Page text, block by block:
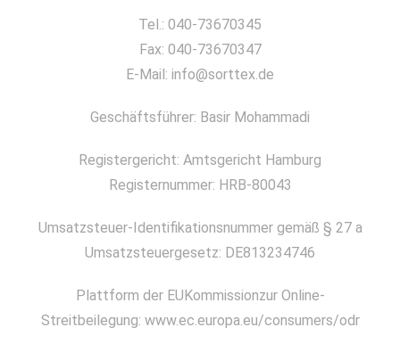
Tel.: 040-73670345
Fax: 040-73670347
E-Mail: info@sorttex.de
Geschäftsführer: Basir Mohammadi
Registergericht: Amtsgericht Hamburg
Registernummer: HRB-80043
Umsatzsteuer-Identifikationsnummer gemäß § 27 a
Umsatzsteuergesetz: DE813234746
Plattform der EUKommissionzur Online-
Streitbeilegung: www.ec.europa.eu/consumers/odr